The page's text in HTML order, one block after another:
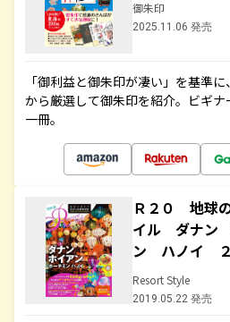
御朱印
2025.11.06 発売
「御利益と御朱印が凄い」を基準
から厳選して御朱印を紹介。ビギ
一冊。
Ｒ２０ 地球
イル ダナン
ン ハノイ ２
Resort Style
2019.05.22 発売